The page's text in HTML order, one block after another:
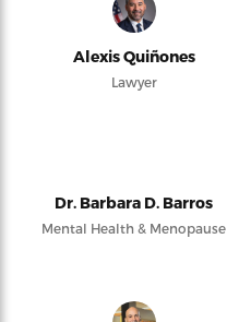
Alexis Quiñones
Lawyer
Dr. Barbara D. Barros
Mental Health & Menopause